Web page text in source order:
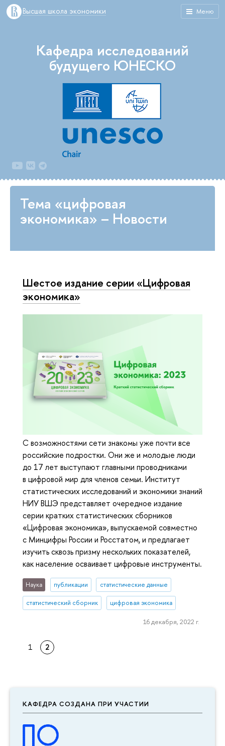
Меню
Высшая школа экономики
КАФЕДРА СОЗДАНА ПРИ УЧАСТИИ
Кафедра исследований
будущего ЮНЕСКО
Тема «цифровая
экономика» – Новости
Шестое издание серии «Цифровая
экономика»
С возможностями сети знакомы уже почти все
российские подростки. Они же и молодые люди
до 17 лет выступают главными проводниками
в цифровой мир для членов семьи. Институт
статистических исследований и экономики знаний
НИУ ВШЭ представляет очередное издание
серии кратких статистических сборников
«Цифровая экономика», выпускаемой совместно
с Минцифры России и Росстатом, и предлагает
изучить сквозь призму нескольких показателей,
как население осваивает цифровые инструменты.
Наука публикации статистические данные
статистический сборник цифровая экономика
16 декабря, 2022 г.
1 2